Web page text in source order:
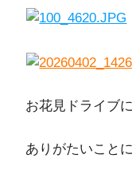
お花見ドライブ
ありがたいこと